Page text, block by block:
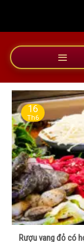
dung
Rượu vang đỏ có
16
Th6